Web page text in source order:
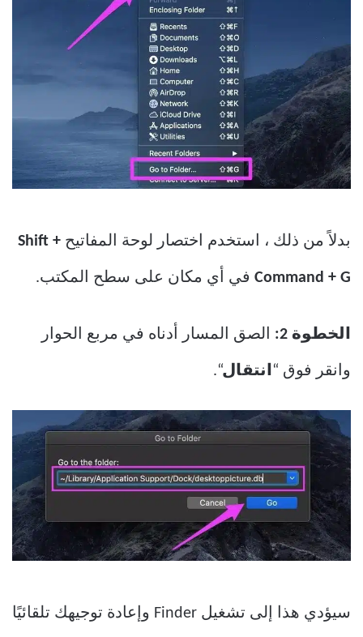
بدلاً من ذلك ، استخدم اختصار لوحة المفاتيح Shift +
Command + G في أي مكان على سطح المكتب.
الخطوة 2: الصق المسار أدناه في مربع الحوار
وانقر فوق “انتقال“.
سيؤدي هذا إلى تشغيل Finder وإعادة توجيهك تلقائيًا